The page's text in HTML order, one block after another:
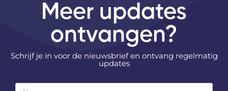
Meer updates
ontvangen?
Schrijf je in voor de nieuwsbrief en ontvang regelmatig
updates